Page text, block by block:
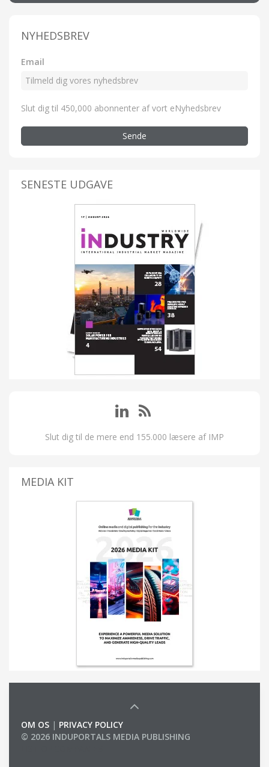
NYHEDSBREV
Email
Slut dig til 450,000 abonnenter af vort eNyhedsbrev
Sende
SENESTE UDGAVE
Slut dig til de mere end 155.000 læsere af IMP
MEDIA KIT
OM OS | PRIVACY POLICY
© 2026 INDUPORTALS MEDIA PUBLISHING